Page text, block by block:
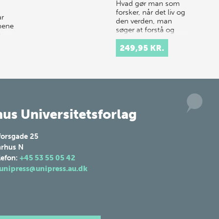
Hvad gør man som
forsker, når det liv og
den verden, man
søger at forstå og
beskrive, er så meget
mere – og nogle
gange mindre – end
249,95 KR.
Universitetsforlag
25
N
+45 53 55 05 42
unipress@unipress.au.dk